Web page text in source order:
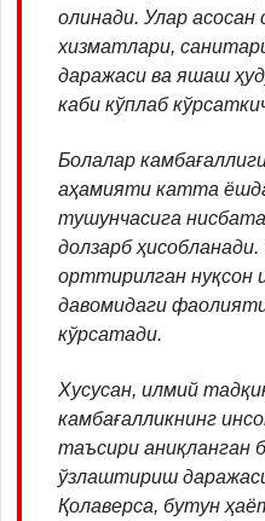
олинади. Улар асосан
хизматлари,
даражаси ва яшаш
каби кўплаб
Болалар
аҳамияти катта
тушунчасига
долзарб
орттирилган нуқсон
давомидаги
кўрсатади.
Хусусан, илмий
камбағалликнинг
таъсири аниқланган
ўзлаштириш
Қолаверса, бутун